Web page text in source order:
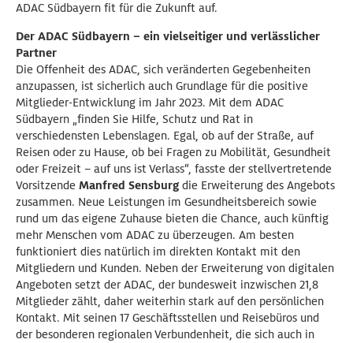
ADAC Südbayern fit für die Zukunft auf.
Der ADAC Südbayern – ein vielseitiger und verlässlicher
Partner
Die Offenheit des ADAC, sich veränderten Gegebenheiten
anzupassen, ist sicherlich auch Grundlage für die positive
Mitglieder-Entwicklung im Jahr 2023. Mit dem ADAC
Südbayern „finden Sie Hilfe, Schutz und Rat in
verschiedensten Lebenslagen. Egal, ob auf der Straße, auf
Reisen oder zu Hause, ob bei Fragen zu Mobilität, Gesundheit
oder Freizeit – auf uns ist Verlass“, fasste der stellvertretende
Vorsitzende Manfred Sensburgdie Erweiterung des Angebots
zusammen. Neue Leistungen im Gesundheitsbereich sowie
rund um das eigene Zuhause bieten die Chance, auch künftig
mehr Menschen vom ADAC zu überzeugen. Am besten
funktioniert dies natürlich im direkten Kontakt mit den
Mitgliedern und Kunden. Neben der Erweiterung von digitalen
Angeboten setzt der ADAC, der bundesweit inzwischen 21,8
Mitglieder zählt, daher weiterhin stark auf den persönlichen
Kontakt. Mit seinen 17 Geschäftsstellen und Reisebüros und
der besonderen regionalen Verbundenheit, die sich auch in